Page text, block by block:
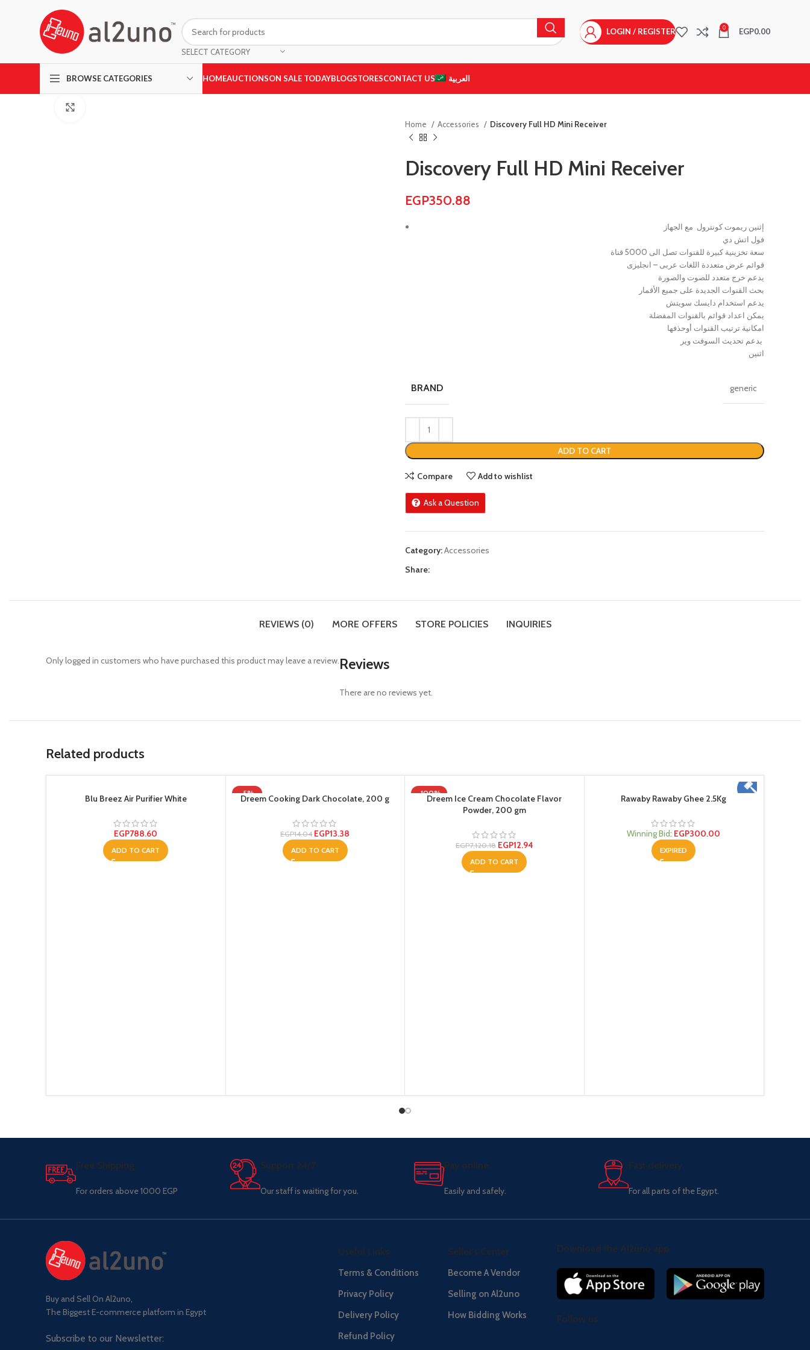
SELECT CATEGORY
LOGIN / REGISTER 0 EGP0.00
BROWSE CATEGORIES HOMEAUCTIONSON SALE TODAYBLOGSTORESCONTACT US العربية
Home Accessories Discovery Full HD Mini Receiver
Discovery Full HD Mini Receiver
EGP350.88
إثنين ريموت كونترول مع الجهاز
فول اتش دي
سعة تخزينية كبيرة للقنوات تصل الى 5000 قناة
قوائم عرض متعددة اللغات عربى – انجليزى
يدعم خرج متعدد للصوت والصورة
بحث القنوات الجديدة على جميع الأقمار
يدعم استخدام دايسك سويتش
يمكن اعداد قوائم بالقنوات المفضلة
امكانية ترتيب القنوات أوحذفها
اثنين
BRAND generic
ADD TO CART
Compare Add to wishlist
Ask a Question
Category:Accessories
Share:
REVIEWS (0) MORE OFFERS STORE POLICIES INQUIRIES
Reviews
There are no reviews yet.
Only logged in customers who have purchased this product may leave a review.
Related products
Blu Breez Air Purifier White
EGP788.60
ADD TO CART
-5%
Dreem Cooking Dark Chocolate, 200 g
EGP14.04 EGP13.38
ADD TO CART
-100%
Dreem Ice Cream Chocolate Flavor
Powder, 200 gm
EGP7,120.18 EGP12.94
ADD TO CART
Rawaby Rawaby Ghee 2.5Kg
Winning Bid: EGP300.00
EXPIRED
Free Shipping.
For orders above 1000 EGP
Support 24/7
Our staff is waiting for you.
Pay online.
Easily and safely.
Fast delivery.
For all parts of the Egypt.
Buy and Sell On Al2uno,
The Biggest E-commerce platform in Egypt
Subscribe to our Newsletter:
Useful Links
Terms & Conditions
Privacy Policy
Delivery Policy
Refund Policy
Seller's Center
Become A Vendor
Selling on Al2uno
How Bidding Works
Download the Al2uno app
Follow us